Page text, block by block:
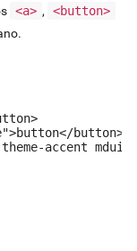
<a> ,
<button>
button>
accent